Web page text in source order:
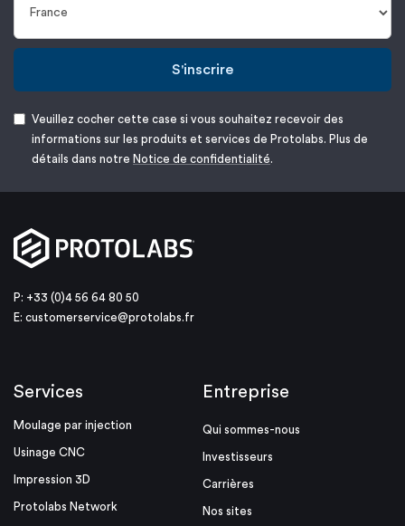
S'inscrire
Veuillez cocher cette case si vous souhaitez recevoir des
informations sur les produits et services de Protolabs. Plus de
détails dans notre Notice de confidentialité.
P: +33 (0)4 56 64 80 50
E: customerservice@protolabs.fr
Services
Moulage par injection
Usinage CNC
Impression 3D
Protolabs Network
Entreprise
Qui sommes-nous
Investisseurs
Carrières
Nos sites